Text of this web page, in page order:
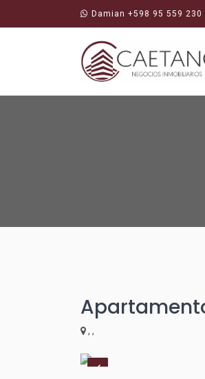
Damian +598 95 559 230
, ,